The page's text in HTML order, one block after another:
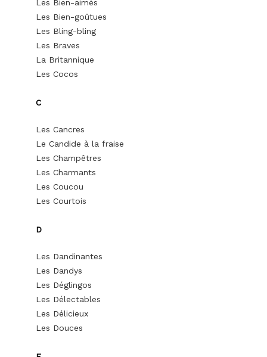
Les Bien-aimés
Les Bien-goûtues
Les Bling-bling
Les Braves
La Britannique
Les Cocos
C
Les Cancres
Le Candide à la fraise
Les Champêtres
Les Charmants
Les Coucou
Les Courtois
D
Les Dandinantes
Les Dandys
Les Déglingos
Les Délectables
Les Délicieux
Les Douces